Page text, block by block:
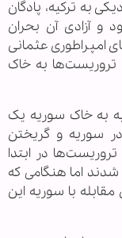
به ترکیه، پادگان
و آزادی آن بحران
امپراطوری عثمانی
تروریست‌ها به خاک
به خاک سوریه یک
سوریه و گریختن
در ابتدا
شدند اما هنگامی که
با سوریه این